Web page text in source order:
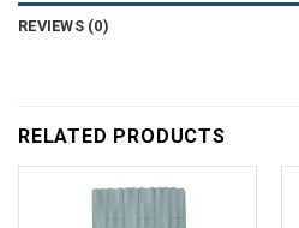
REVIEWS (0)
RELATED PRODUCTS